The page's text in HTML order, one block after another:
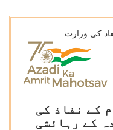
کی وزارت
کے نفاذ کی
کے رہائشی